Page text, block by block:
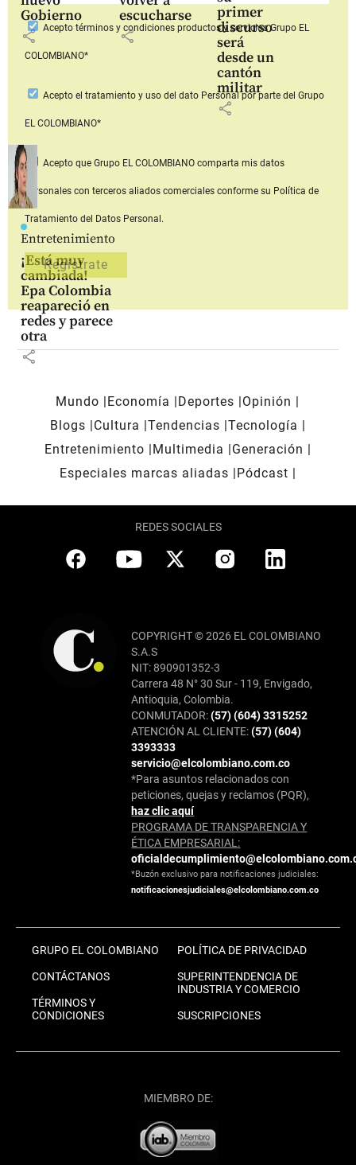
Gobierno
share
escucharse
share
primer
discurso
será
desde un
cantón
militar
share
Entretenimiento
¡Está muy
cambiada!
Epa Colombia
reapareció en
redes y parece
otra
share
Aceptotérminos y condiciones productos y serviciosGrupo EL
COLOMBIANO*
Acepto el tratamiento y uso del dato Personalpor parte del Grupo
EL COLOMBIANO*
Acepto que Grupo EL COLOMBIANOcomparta mis datos
personales con terceros aliados comerciales conforme su Política de
Tratamiento del Datos Personal.
Mundo Economía Deportes
Opinión
Blogs
Cultura Tendencias Tecnología
Entretenimiento
Multimedia
Generación
Especiales marcas aliadas
Pódcast
REDES SOCIALES
COPYRIGHT © 2026 EL COLOMBIANO
S.A.S
NIT: 890901352-3
Carrera 48 N° 30 Sur - 119, Envigado,
Antioquia, Colombia.
CONMUTADOR:(57) (604) 3315252
ATENCIÓN AL CLIENTE:(57) (604)
3393333
servicio@elcolombiano.com.co
*Para asuntos relacionados con
peticiones, quejas y reclamos (PQR),
haz clic aquí
PROGRAMA DE TRANSPARENCIA Y
ÉTICA EMPRESARIAL:
*Buzón exclusivo para notificaciones judiciales:
notificacionesjudiciales@elcolombiano.com.co
GRUPO EL COLOMBIANO
CONTÁCTANOS
TÉRMINOS Y
CONDICIONES
POLÍTICA DE PRIVACIDAD
SUPERINTENDENCIA DE
INDUSTRIA Y COMERCIO
SUSCRIPCIONES
MIEMBRO DE: